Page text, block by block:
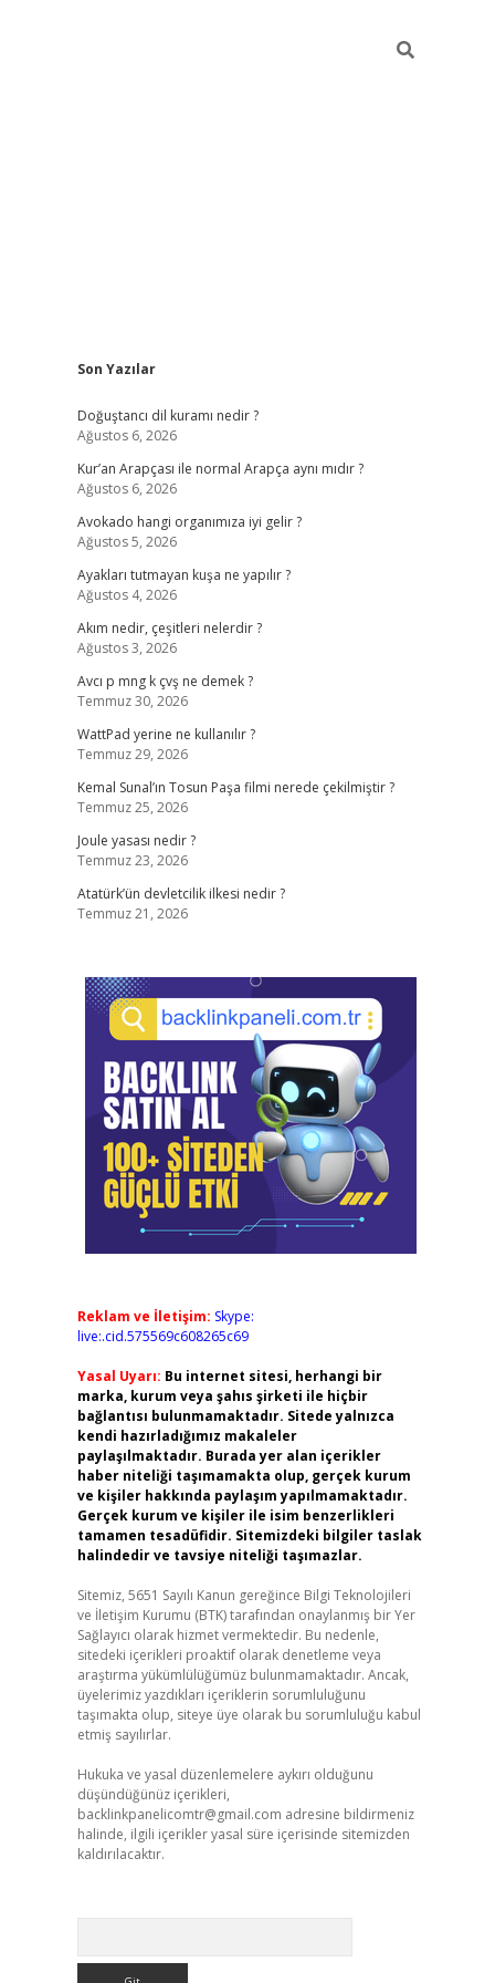
Sidebar
Son Yazılar
Doğuştancı dil kuramı nedir ?
Ağustos 6, 2026
Kur’an Arapçası ile normal Arapça aynı mıdır ?
Ağustos 6, 2026
Avokado hangi organımıza iyi gelir ?
Ağustos 5, 2026
Ayakları tutmayan kuşa ne yapılır ?
Ağustos 4, 2026
Akım nedir, çeşitleri nelerdir ?
Ağustos 3, 2026
Avcı p mng k çvş ne demek ?
Temmuz 30, 2026
WattPad yerine ne kullanılır ?
Temmuz 29, 2026
Kemal Sunal’ın Tosun Paşa filmi nerede çekilmiştir ?
Temmuz 25, 2026
Joule yasası nedir ?
Temmuz 23, 2026
Atatürk’ün devletcilik ilkesi nedir ?
Temmuz 21, 2026
Reklam ve İletişim: Skype:
live:.cid.575569c608265c69
Yasal Uyarı: Bu internet sitesi, herhangi bir
marka, kurum veya şahıs şirketi ile hiçbir
bağlantısı bulunmamaktadır. Sitede yalnızca
kendi hazırladığımız makaleler
paylaşılmaktadır. Burada yer alan içerikler
haber niteliği taşımamakta olup, gerçek kurum
ve kişiler hakkında paylaşım yapılmamaktadır.
Gerçek kurum ve kişiler ile isim benzerlikleri
tamamen tesadüfidir. Sitemizdeki bilgiler taslak
halindedir ve tavsiye niteliği taşımazlar.
Sitemiz, 5651 Sayılı Kanun gereğince Bilgi Teknolojileri
ve İletişim Kurumu (BTK) tarafından onaylanmış bir Yer
Sağlayıcı olarak hizmet vermektedir. Bu nedenle,
sitedeki içerikleri proaktif olarak denetleme veya
araştırma yükümlülüğümüz bulunmamaktadır. Ancak,
üyelerimiz yazdıkları içeriklerin sorumluluğunu
taşımakta olup, siteye üye olarak bu sorumluluğu kabul
etmiş sayılırlar.
Hukuka ve yasal düzenlemelere aykırı olduğunu
düşündüğünüz içerikleri,
backlinkpanelicomtr@gmail.com adresine bildirmeniz
halinde, ilgili içerikler yasal süre içerisinde sitemizden
kaldırılacaktır.